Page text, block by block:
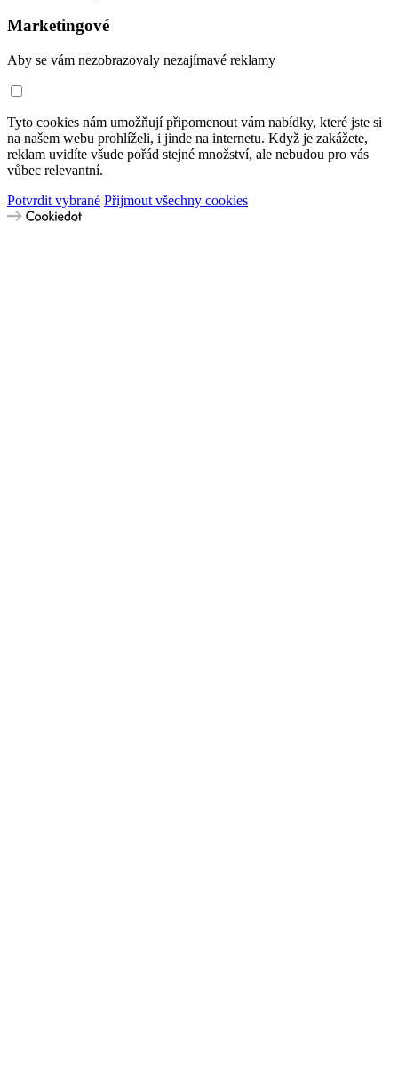
Marketingové
Aby se vám nezobrazovaly nezajímavé reklamy
Tyto cookies nám umožňují připomenout vám nabídky, které jste si
na našem webu prohlíželi, i jinde na internetu. Když je zakážete,
reklam uvidíte všude pořád stejné množství, ale nebudou pro vás
vůbec relevantní.
Potvrdit vybrané Přijmout všechny cookies